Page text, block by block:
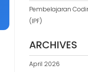
Pembelajaran
(IPF)
ARCHIVES
April 2026